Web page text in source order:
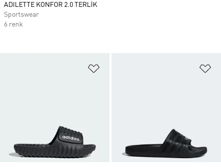
ADILETTE KONFOR 2.0 TERLİK
Sportswear
6 renk